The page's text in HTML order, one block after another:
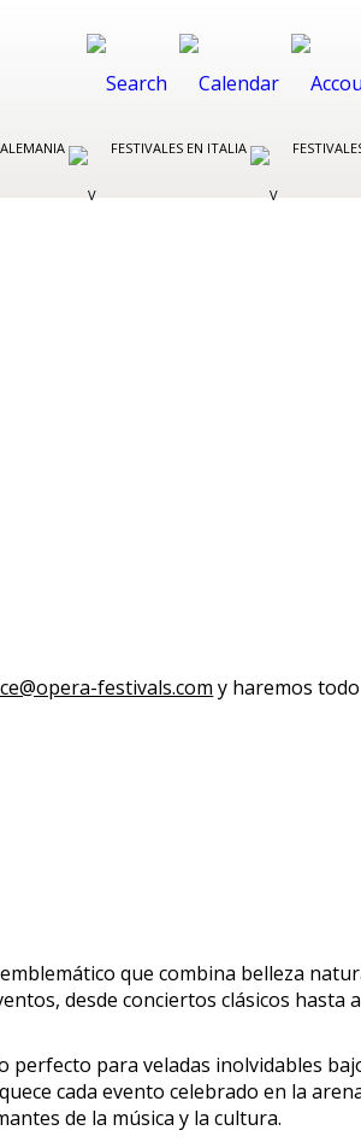
FESTIVALES EN ITALIA
festivals.com y haremos
que combina belleza
desde conciertos clásicos hasta
perfecto para veladas inolvidables
cada evento celebrado en la
de la música y la cultura.